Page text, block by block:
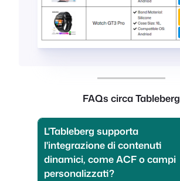
FAQs circa Tableberg
L'Tableberg supporta
l'integrazione di contenuti
dinamici, come ACF o campi
personalizzati?